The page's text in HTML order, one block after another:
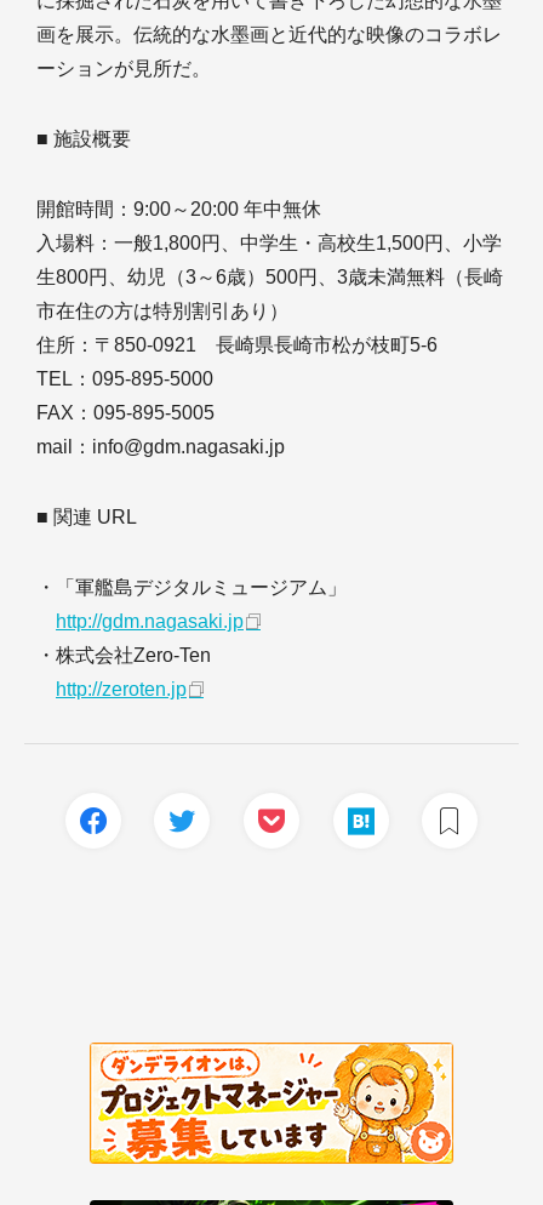
画を展示。伝統的な水墨画と近代的な映像のコラボレ
ーションが見所だ。
■ 施設概要
開館時間：9:00～20:00 年中無休
入場料：一般1,800円、中学生・高校生1,500円、小学
生800円、幼児（3～6歳）500円、3歳未満無料（長崎
市在住の方は特別割引あり）
住所：〒850-0921 長崎県長崎市松が枝町5-6
TEL：095-895-5000
FAX：095-895-5005
mail：info@gdm.nagasaki.jp
■ 関連 URL
・「軍艦島デジタルミュージアム」
http://gdm.nagasaki.jp
・株式会社Zero-Ten
http://zeroten.jp